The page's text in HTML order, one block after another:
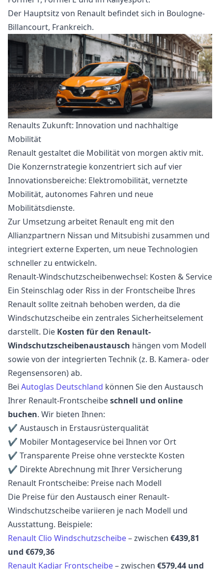
Der Hauptsitz von Renault befindet sich in Boulogne-
Billancourt, Frankreich.
Renaults Zukunft: Innovation und nachhaltige
Mobilität
Renault gestaltet die Mobilität von morgen aktiv mit.
Die Konzernstrategie konzentriert sich auf vier
Innovationsbereiche: Elektromobilität, vernetzte
Mobilität, autonomes Fahren und neue
Mobilitätsdienste.
Zur Umsetzung arbeitet Renault eng mit den
Allianzpartnern Nissan und Mitsubishi zusammen und
integriert externe Experten, um neue Technologien
schneller zu entwickeln.
Renault-Windschutzscheibenwechsel: Kosten & Service
Ein Steinschlag oder Riss in der Frontscheibe Ihres
Renault sollte zeitnah behoben werden, da die
Windschutzscheibe ein zentrales Sicherheitselement
darstellt. Die Kosten für den Renault-
Windschutzscheibenaustausch hängen vom Modell
sowie von der integrierten Technik (z. B. Kamera- oder
Regensensoren) ab.
Bei Autoglas Deutschland können Sie den Austausch
Ihrer Renault-Frontscheibeschnell und online
buchen. Wir bieten Ihnen:
✔ Austausch in Erstausrüsterqualität
✔ Mobiler Montageservice bei Ihnen vor Ort
✔ Transparente Preise ohne versteckte Kosten
✔ Direkte Abrechnung mit Ihrer Versicherung
Renault Frontscheibe: Preise nach Modell
Die Preise für den Austausch einer Renault-
Windschutzscheibe variieren je nach Modell und
Ausstattung. Beispiele:
Renault Clio Windschutzscheibe– zwischen €439,81
und €679,36
Renault Kadjar Frontscheibe– zwischen €579,44 und